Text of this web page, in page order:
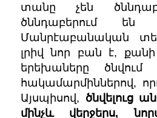
տանը չեն
ծննդաբերում են
Մանրէաբանական
լրիվ նոր բան է,
երեխաները
հակամարմիններով,
Այսպիսով, ծնվելուց
մինչև վերջերս,